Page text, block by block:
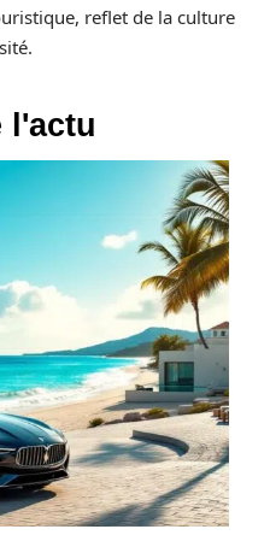
reflet de la culture
l'actu